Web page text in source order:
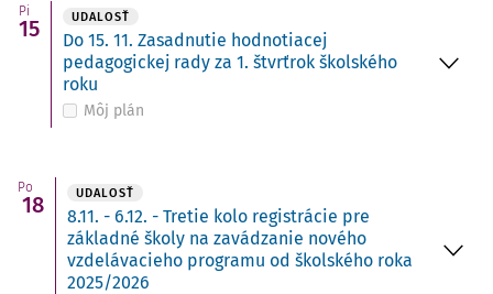
Pi
15 UDALOSŤ
Do 15. 11. Zasadnutie hodnotiacej
pedagogickej rady za 1. štvrťrok školského
roku
Môj plán
Po
18 UDALOSŤ
8.11. - 6.12. - Tretie kolo registrácie pre
základné školy na zavádzanie nového
vzdelávacieho programu od školského roka
2025/2026